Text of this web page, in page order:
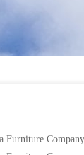
Furniture Company